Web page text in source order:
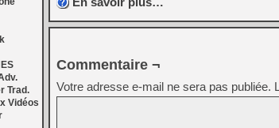
Trad.
Vidéos
Commentaire ¬
Votre adresse e-mail ne sera pas publiée.